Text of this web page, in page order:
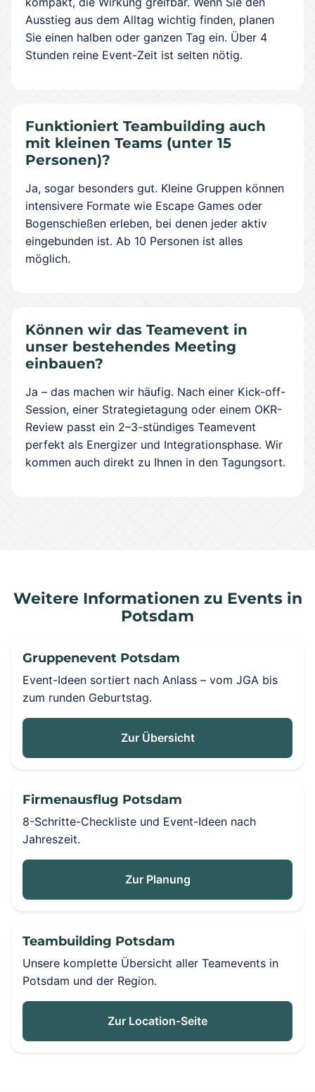
Ausstieg aus dem Alltag wichtig finden, planen
Sie einen halben oder ganzen Tag ein. Über 4
Stunden reine Event-Zeit ist selten nötig.
Funktioniert Teambuilding auch
mit kleinen Teams (unter 15
Personen)?
Ja, sogar besonders gut. Kleine Gruppen können
intensivere Formate wie Escape Games oder
Bogenschießen erleben, bei denen jeder aktiv
eingebunden ist. Ab 10 Personen ist alles
möglich.
Können wir das Teamevent in
unser bestehendes Meeting
einbauen?
Ja – das machen wir häufig. Nach einer Kick-off-
Session, einer Strategietagung oder einem OKR-
Review passt ein 2–3-stündiges Teamevent
perfekt als Energizer und Integrationsphase. Wir
kommen auch direkt zu Ihnen in den Tagungsort.
Weitere Informationen zu Events in
Potsdam
Gruppenevent Potsdam
Event-Ideen sortiert nach Anlass – vom JGA bis
zum runden Geburtstag.
Zur Übersicht
Firmenausflug Potsdam
8-Schritte-Checkliste und Event-Ideen nach
Jahreszeit.
Zur Planung
Teambuilding Potsdam
Unsere komplette Übersicht aller Teamevents in
Potsdam und der Region.
Zur Location-Seite